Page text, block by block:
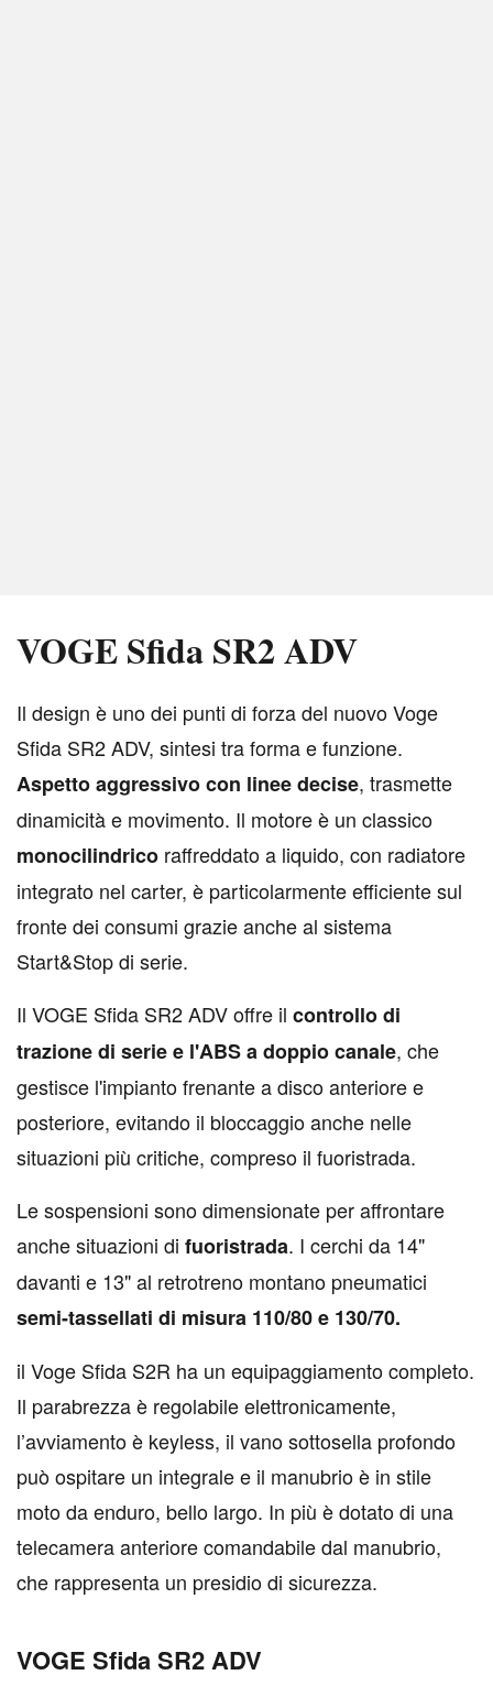
VOGE Sfida SR2 ADV
Il design è uno dei punti di forza del nuovo Voge
Sfida SR2 ADV, sintesi tra forma e funzione.
Aspetto aggressivo con linee decise, trasmette
dinamicità e movimento. Il motore è un classico
monocilindrico raffreddato a liquido, con radiatore
integrato nel carter, è particolarmente efficiente sul
fronte dei consumi grazie anche al sistema
Start&Stop di serie.
Il VOGE Sfida SR2 ADV offre il controllo di
trazione di serie e l'ABS a doppio canale, che
gestisce l'impianto frenante a disco anteriore e
posteriore, evitando il bloccaggio anche nelle
situazioni più critiche, compreso il fuoristrada.
Le sospensioni sono dimensionate per affrontare
anche situazioni di fuoristrada. I cerchi da 14"
davanti e 13" al retrotreno montano pneumatici
semi-tassellati di misura 110/80 e 130/70.
il Voge Sfida S2R ha un equipaggiamento completo.
Il parabrezza è regolabile elettronicamente,
l’avviamento è keyless, il vano sottosella profondo
può ospitare un integrale e il manubrio è in stile
moto da enduro, bello largo. In più è dotato di una
telecamera anteriore comandabile dal manubrio,
che rappresenta un presidio di sicurezza.
VOGE Sfida SR2 ADV